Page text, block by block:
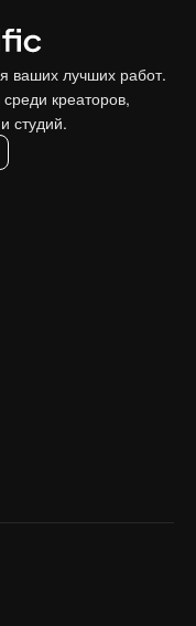
ваших лучших работ.
креаторов,
студий.